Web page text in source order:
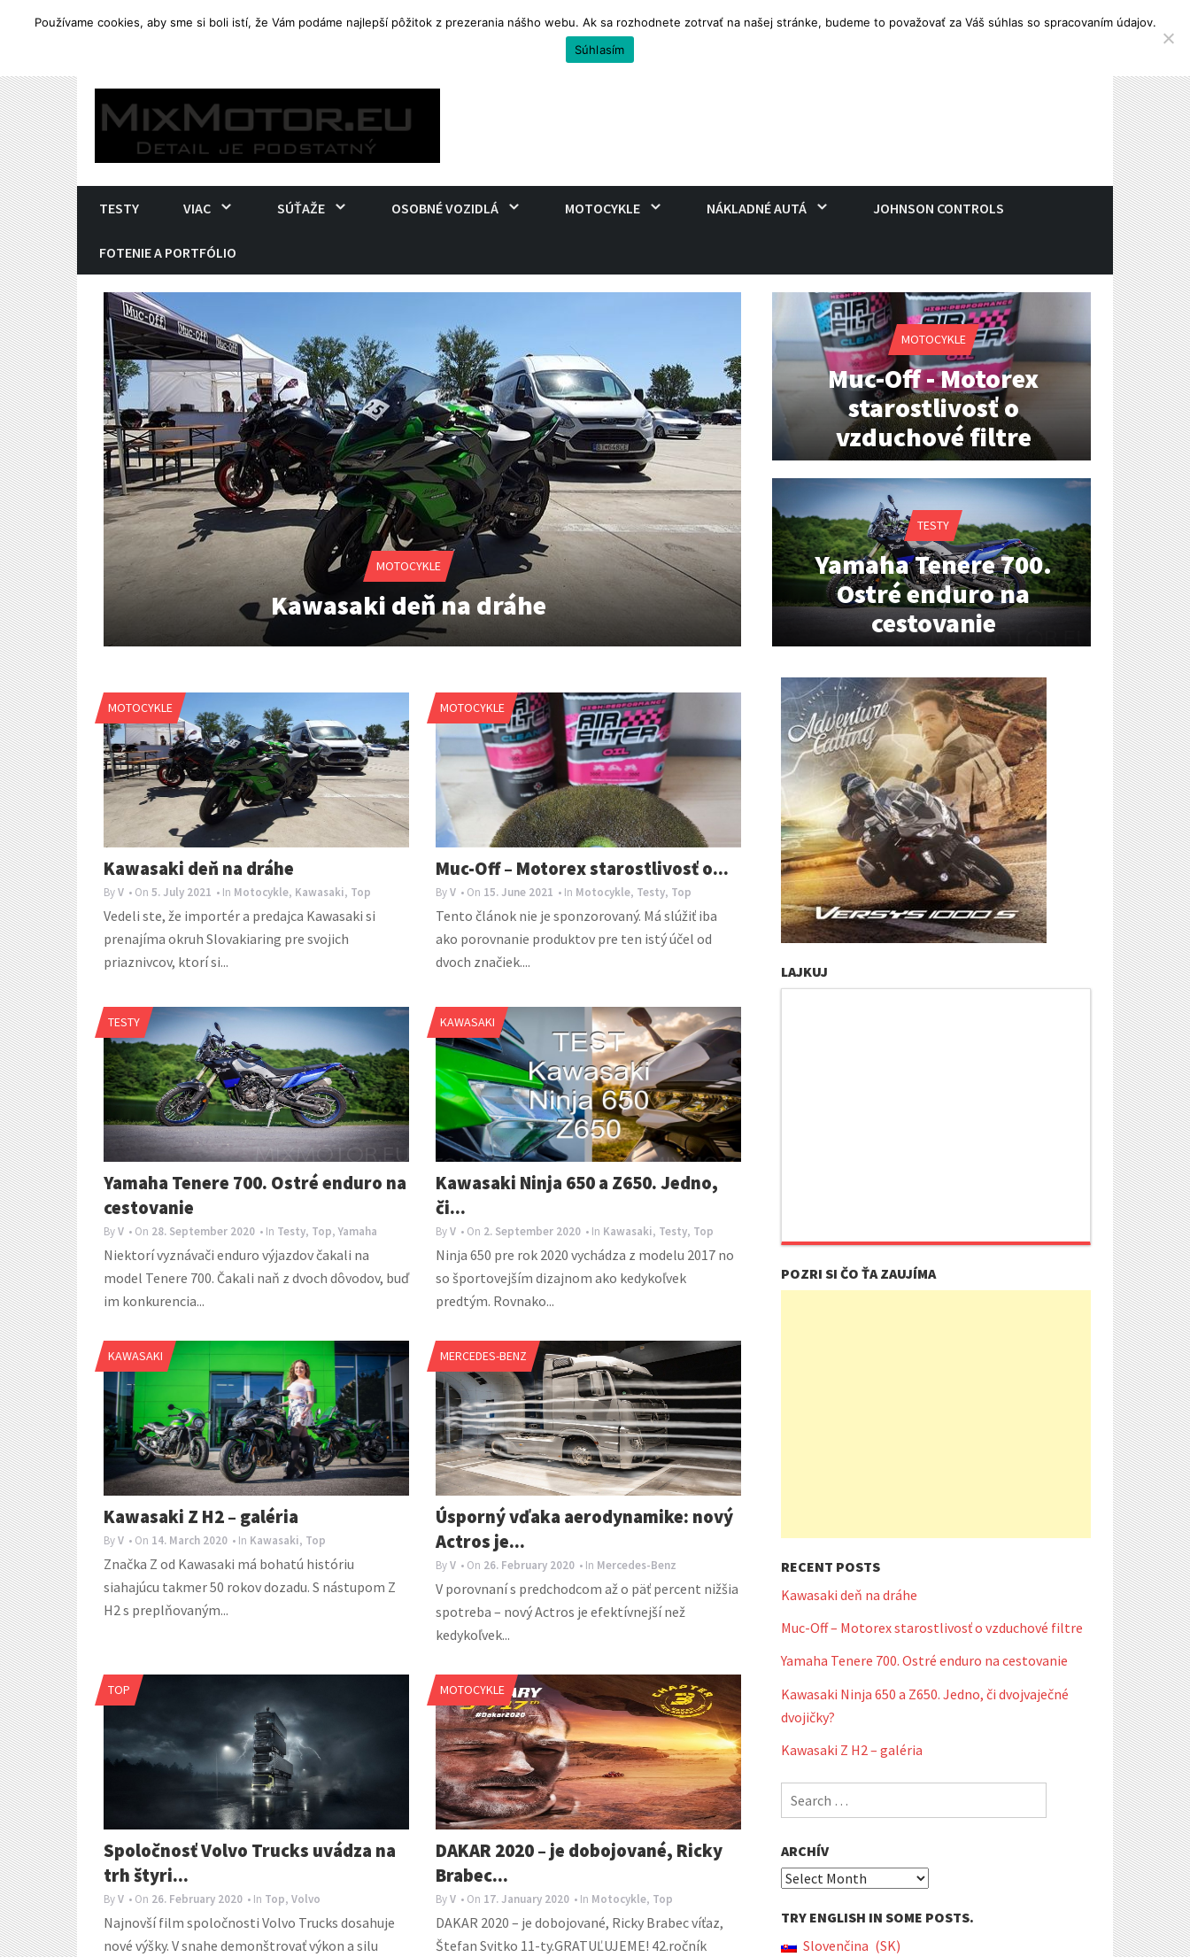
Skip
content
TESTY VIAC SÚŤAŽE OSOBNÉ VOZIDLÁ MOTOCYKLE NÁKLADNÉ AUTÁ JOHNSON CONTROLS
FOTENIE A PORTFÓLIO
MOTOCYKLE
Kawasaki deň na dráhe
MOTOCYKLE
Muc-Off - Motorex
starostlivosť o
vzduchové filtre
TESTY
Yamaha Tenere 700.
Ostré enduro na
cestovanie
MOTOCYKLE
Kawasaki deň na dráhe
ByV • On 5. July 2021 • In Motocykle, Kawasaki, Top
Vedeli ste, že importér a predajca Kawasaki si
prenajíma okruh Slovakiaring pre svojich
priaznivcov, ktorí si...
MOTOCYKLE
Muc-Off – Motorex starostlivosť o...
ByV • On 15. June 2021 • In Motocykle, Testy, Top
Tento článok nie je sponzorovaný. Má slúžiť iba
ako porovnanie produktov pre ten istý účel od
dvoch značiek....
TESTY
Yamaha Tenere 700. Ostré enduro na
cestovanie
ByV • On 28. September 2020 • In Testy, Top,Yamaha
Niektorí vyznávači enduro výjazdov čakali na
model Tenere 700. Čakali naň z dvoch dôvodov, buď
im konkurencia...
KAWASAKI
Kawasaki Ninja 650 a Z650. Jedno,
či...
ByV • On 2. September 2020 • In Kawasaki, Testy, Top
Ninja 650 pre rok 2020 vychádza z modelu 2017 no
so športovejším dizajnom ako kedykoľvek
predtým. Rovnako...
KAWASAKI
Kawasaki Z H2 – galéria
ByV • On 14. March 2020 • In Kawasaki, Top
Značka Z od Kawasaki má bohatú históriu
siahajúcu takmer 50 rokov dozadu. S nástupom Z
H2 s preplňovaným...
MERCEDES-BENZ
Úsporný vďaka aerodynamike: nový
Actros je...
ByV • On 26. February 2020 • In Mercedes-Benz
V porovnaní s predchodcom až o päť percent nižšia
spotreba – nový Actros je efektívnejší než
kedykoľvek...
TOP
Spoločnosť Volvo Trucks uvádza na
trh štyri...
ByV • On 26. February 2020 • In Top, Volvo
Najnovší film spoločnosti Volvo Trucks dosahuje
nové výšky. V snahe demonštrovať výkon a silu
MOTOCYKLE
DAKAR 2020 – je dobojované, Ricky
Brabec...
ByV • On 17. January 2020 • In Motocykle, Top
DAKAR 2020 – je dobojované, Ricky Brabec víťaz,
Štefan Svitko 11-ty.GRATUĽUJEME! 42.ročník
LAJKUJ
POZRI SI ČO ŤA ZAUJÍMA
RECENT POSTS
Kawasaki deň na dráhe
Muc-Off – Motorex starostlivosť o vzduchové filtre
Yamaha Tenere 700. Ostré enduro na cestovanie
Kawasaki Ninja 650 a Z650. Jedno, či dvojvaječné
dvojičky?
Kawasaki Z H2 – galéria
Search
for:
ARCHÍV
Archív
TRY ENGLISH IN SOME POSTS.
Slovenčina
SK
Používame cookies, aby sme si boli istí, že Vám podáme najlepší pôžitok z prezerania nášho webu. Ak sa rozhodnete zotrvať na našej stránke, budeme to považovať za Váš súhlas so spracovaním údajov.
Súhlasím